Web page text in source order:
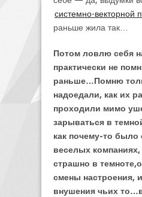
системно-векторной
раньше жила так…
Потом ловлю себя
практически не
раньше…Помню
надоедали, как их
проходили мимо
зарываться в
как почему-то было
веселых компаниях,
страшно в
смены настроения,
внушения чьих